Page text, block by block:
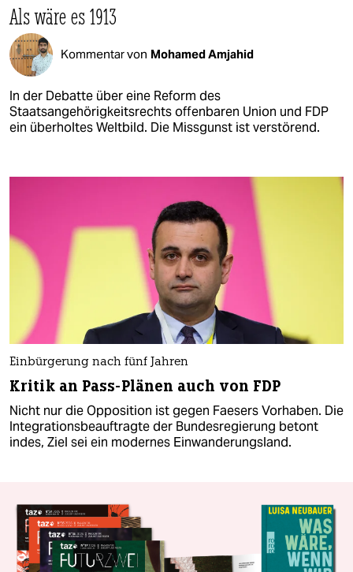
Als wäre es 1913
Kommentar von Mohamed Amjahid
In der Debatte über eine Reform des
Staatsangehörigkeitsrechts offenbaren Union und FDP
ein überholtes Weltbild. Die Missgunst ist verstörend.
Einbürgerung nach fünf Jahren
Kritik an Pass-Plänen auch von FDP
Nicht nur die Opposition ist gegen Faesers Vorhaben. Die
Integrationsbeauftragte der Bundesregierung betont
indes, Ziel sei ein modernes Einwanderungsland.